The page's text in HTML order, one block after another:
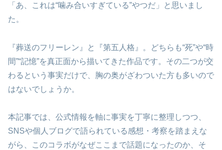
「あ、これは“噛み合いすぎている”やつだ」と思いまし
た。
『葬送のフリーレン』と『第五人格』。どちらも“死”や“時
間”“記憶”を真正面から描いてきた作品です。その二つが交
わるという事実だけで、胸の奥がざわついた方も多いので
はないでしょうか。
本記事では、公式情報を軸に事実を丁寧に整理しつつ、
SNSや個人ブログで語られている感想・考察を踏まえな
がら、このコラボがなぜここまで話題になったのか、そ